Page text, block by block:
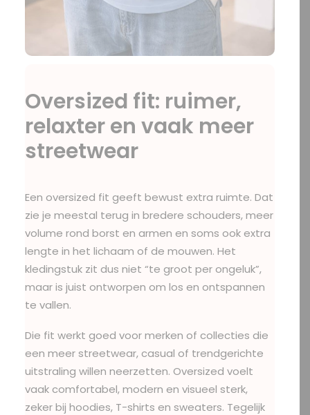
Oversized fit: ruimer,
relaxter en vaak meer
streetwear
Een oversized fit geeft bewust extra ruimte. Dat
zie je meestal terug in bredere schouders, meer
volume rond borst en armen en soms ook extra
lengte in het lichaam of de mouwen. Het
kledingstuk zit dus niet “te groot per ongeluk”,
maar is juist ontworpen om los en ontspannen
te vallen.
Die fit werkt goed voor merken of collecties die
een meer streetwear, casual of trendgerichte
uitstraling willen neerzetten. Oversized voelt
vaak comfortabel, modern en visueel sterk,
zeker bij hoodies, T-shirts en sweaters. Tegelijk